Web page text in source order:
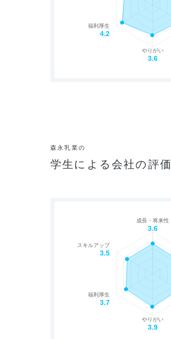
やりがい
3.6
福利厚生
4.2
森永乳業の
学生による会社の評価
成長・将来性
3.6
やりがい
3.9
福利厚生
3.7
スキルアップ
3.5